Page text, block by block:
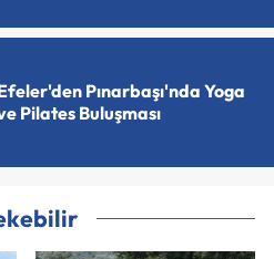
Pınarbaşı'nda Yoga
Pilates Buluşması